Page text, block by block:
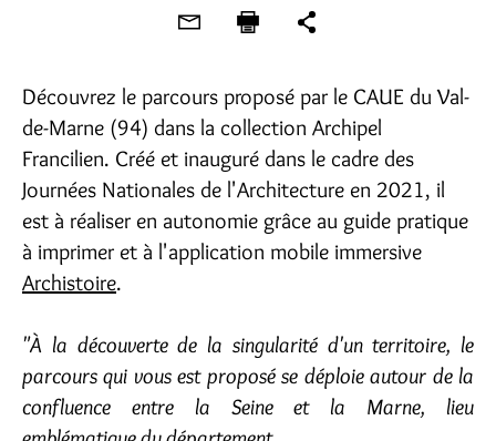
Découvrez le parcours proposé par le CAUE du Val-
de-Marne (94) dans la collection Archipel
Francilien. Créé et inauguré dans le cadre des
Journées Nationales de l'Architecture en 2021, il
est à réaliser en autonomie grâce au guide pratique
à imprimer et à l'application mobile immersive
Archistoire.
"À la découverte de la singularité d'un territoire, le
parcours qui vous est proposé se déploie autour de la
confluence entre la Seine et la Marne, lieu